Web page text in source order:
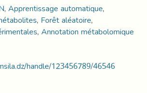
,Apprentissage automatique,
, Forêt aléatoire,
,Annotation métabolomique
handle/123456789/46546